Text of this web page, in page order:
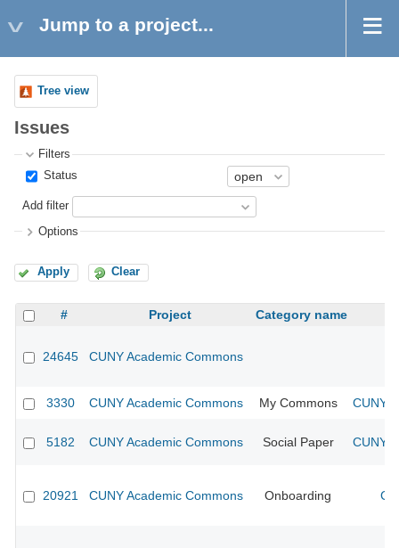
Jump to a project...
Tree view
Issues
Filters
Status
Add filter
Options
Apply Clear
# Project Category name
24645 CUNY Academic Commons
3330 CUNY Academic Commons My Commons CUNY
5182 CUNY Academic Commons Social Paper CUNY
20921 CUNY Academic Commons Onboarding